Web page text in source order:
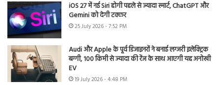
iOS 27 में नई Siri होगी पहले से ज्यादा स्मार्ट, ChatGPT और
Gemini को देगी टक्कर
25 July 2026 - 7:52 PM
Audi और Apple के पूर्व डिजाइनरों ने बनाई लग्जरी इलेक्ट्रिक
बग्गी, 100 किमी से ज्यादा की रेंज के साथ आएगी यह अनोखी
EV
19 July 2026 - 4:48 PM